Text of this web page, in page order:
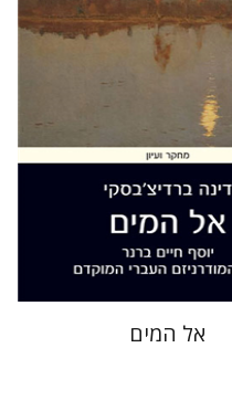
הנחת אתר ספר מודפס
$31
$28
אל המים